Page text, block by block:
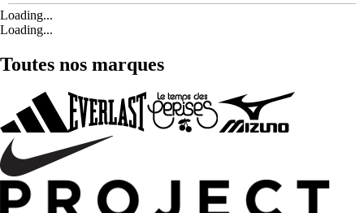
Loading...
Loading...
Toutes nos marques